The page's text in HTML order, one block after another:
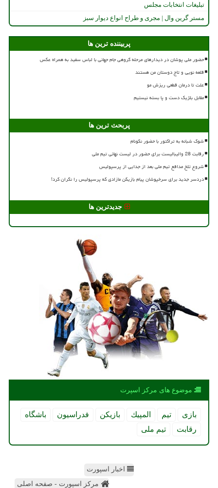
تبلیغات انتخابات مجلس
مستر گرین وال | مجری و طراح انواع دیوار سبز
پربیننده ترین ها
حضور ملی پوشان در دیدارهای مرحله گروهی جام جهانی با لباس سفید به همراه عکس
قلعه نویی و تاج دوستان من هستند
علت تا درمان قطعی ریزش مو
مقابل بلژیک دست و پا بسته نیستیم
پربحث ترین ها
شوک شبانه به تراکتور با حضور نکونام
رقابت 28 والیبالیست برای حضور در لیست نهائی تیم ملی
شروع تلخ مدافع تیم ملی بعد از جدایی از پرسپولیس
دردسر جدید برای سرخپوشان پیام بازیکن مازادی که پرسپولیس را نگران کرد!
جدیدترین ها
موضوع های مركز اسپرت
بازی تیم المپیك بازیكن فدراسیون
باشگاه
رقابت
تیم ملی
اخبار اسپورت
مرکز اسپورت - صفحه اصلی